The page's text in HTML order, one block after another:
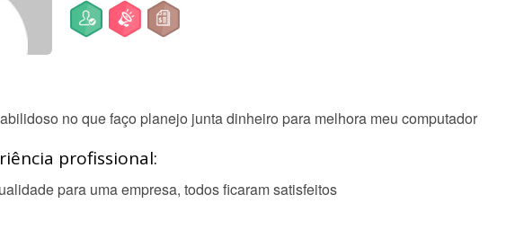
no que faço planejo junta dinheiro para melhora meu computador
profissional:
para uma empresa, todos ficaram satisfeitos